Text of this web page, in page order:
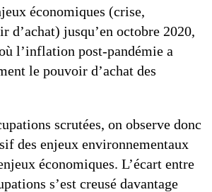
économiques (crise,
d’achat) jusqu’en octobre 2020,
l’inflation post-pandémie a
le pouvoir d’achat des
scrutées, on observe donc
des enjeux environnementaux
économiques. L’écart entre
s’est creusé davantage